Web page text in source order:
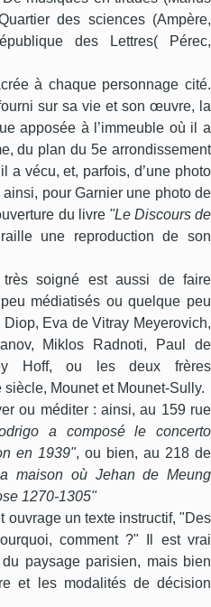
des sciences (Ampère,
des Lettres( Pérec,
à chaque personnage cité.
sur sa vie et son œuvre, la
apposée à l’immeuble où il a
du plan du 5e arrondissement
a vécu, et, parfois, d’une photo
pour Garnier une photo de
du livre "Le Discours de
une reproduction de son
soigné est aussi de faire
médiatisés ou quelque peu
Eva de Vitray Meyerovich,
Miklos Radnoti, Paul de
Hoff, ou les deux frères
Mounet et Mounet-Sully.
ou méditer : ainsi, au 159 rue
a composé le concerto
en 1939", ou bien, au 218 de
maison où Jehan de Meung
1270-1305"
ouvrage un texte instructif, "Des
comment ?" Il est vrai
paysage parisien, mais bien
et les modalités de décision